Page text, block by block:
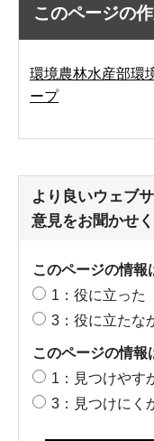
このページの
環境農林水産部環
ープ
より良いウェブ
意見をお聞かせ
このページの情報
1：役に立った
3：役に立たな
このページの情報
1：見つけやす
3：見つけにく